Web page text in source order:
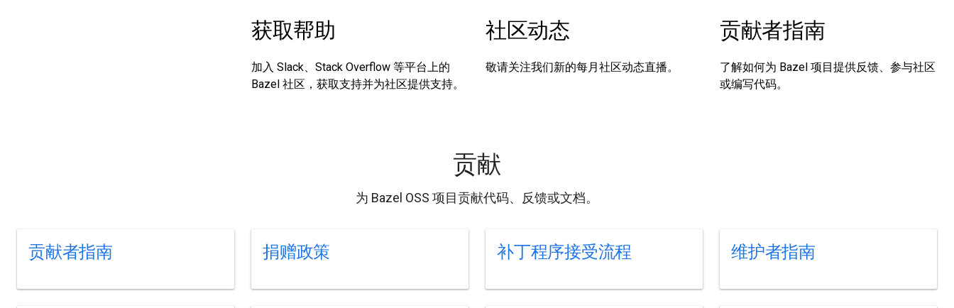
获取帮助
加入 Slack、Stack Overflow 等平台上的
Bazel 社区，获取支持并为社区提供支持。
社区动态
敬请关注我们新的每月社区动态直播。
贡献者指南
了解如何为 Bazel 项目提供反馈、参与社区
或编写代码。
贡献
为 Bazel OSS 项目贡献代码、反馈或文档。
贡献者指南 捐赠政策 补丁程序接受流程 维护者指南